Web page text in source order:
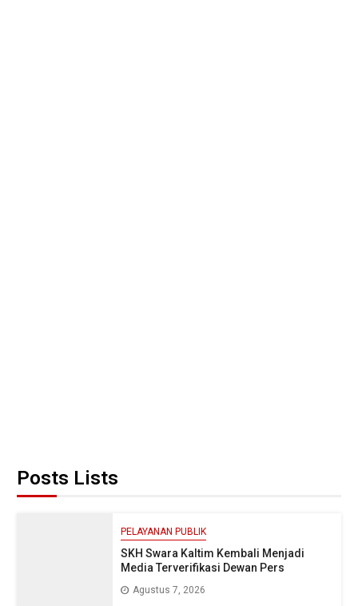
Posts Lists
PELAYANAN PUBLIK
SKH Swara Kaltim Kembali Menjadi
Media Terverifikasi Dewan Pers
Agustus 7, 2026